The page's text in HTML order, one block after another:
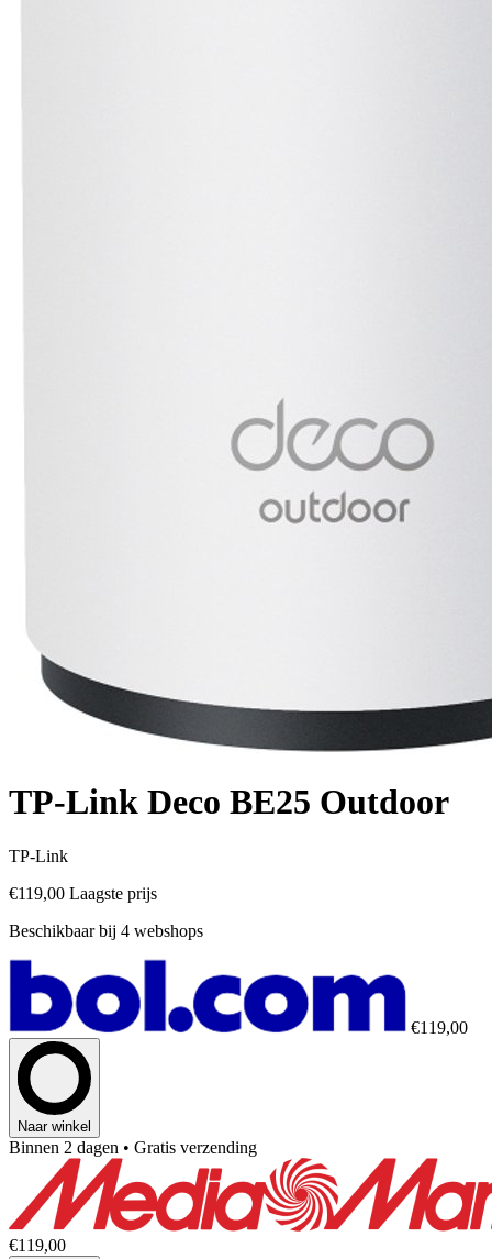
TP-Link Deco BE25 Outdoor
TP-Link
€119,00 Laagste prijs
Beschikbaar bij 4 webshops
€119,00
Naar winkel
Binnen 2 dagen • Gratis verzending
€119,00